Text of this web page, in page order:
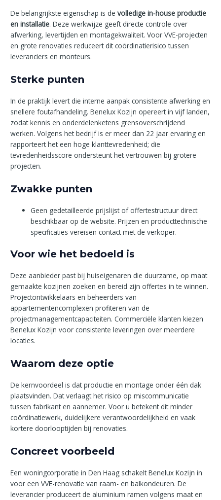
De belangrijkste eigenschap is devolledige in-house productie
en installatie. Deze werkwijze geeft directe controle over
afwerking, levertijden en montagekwaliteit. Voor VVE-projecten
en grote renovaties reduceert dit coördinatierisico tussen
leveranciers en monteurs.
Sterke punten
In de praktijk levert die interne aanpak consistente afwerking en
snellere foutafhandeling. Benelux Kozijn opereert in vijf landen,
zodat kennis en onderdelenketens grensoverschrijdend
werken. Volgens het bedrijf is er meer dan 22 jaar ervaring en
rapporteert het een hoge klanttevredenheid; die
tevredenheidsscore ondersteunt het vertrouwen bij grotere
projecten.
Zwakke punten
Geen gedetailleerde prijslijst of offertestructuur direct
beschikbaar op de website. Prijzen en producttechnische
specificaties vereisen contact met de verkoper.
Voor wie het bedoeld is
Deze aanbieder past bij huiseigenaren die duurzame, op maat
gemaakte kozijnen zoeken en bereid zijn offertes in te winnen.
Projectontwikkelaars en beheerders van
appartementencomplexen profiteren van de
projectmanagementcapaciteiten. Commerciële klanten kiezen
Benelux Kozijn voor consistente leveringen over meerdere
locaties.
Waarom deze optie
De kernvoordeel is dat productie en montage onder één dak
plaatsvinden. Dat verlaagt het risico op miscommunicatie
tussen fabrikant en aannemer. Voor u betekent dit minder
coördinatiewerk, duidelijkere verantwoordelijkheid en vaak
kortere doorlooptijden bij renovaties.
Concreet voorbeeld
Een woningcorporatie in Den Haag schakelt Benelux Kozijn in
voor een VVE-renovatie van raam- en balkondeuren. De
leverancier produceert de aluminium ramen volgens maat en